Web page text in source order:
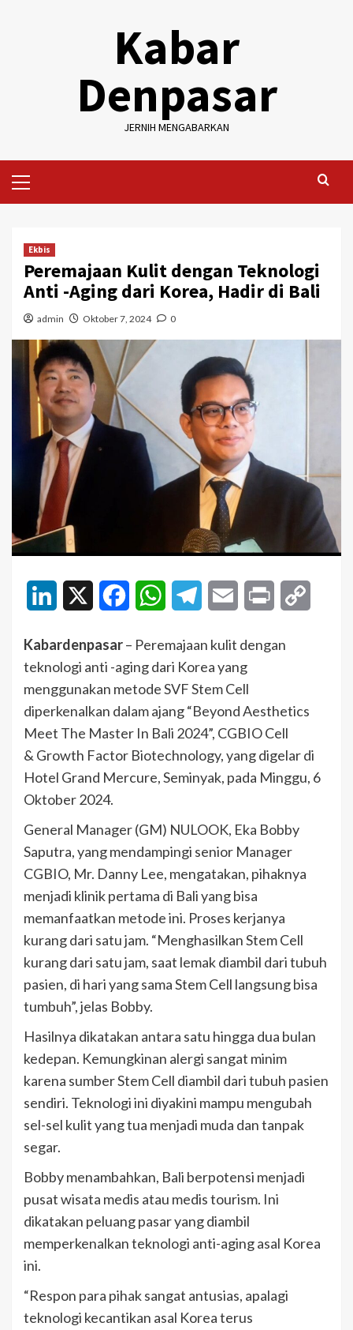
Kabar
Denpasar
JERNIH MENGABARKAN
Menu
Ekbis
Peremajaan Kulit dengan Teknologi
Anti -Aging dari Korea, Hadir di Bali
admin Oktober 7, 2024 0
LinkedIn FacebookWhatsAppTelegramEmail Print
Kabardenpasar– Peremajaan kulit dengan
teknologi anti -aging dari Korea yang
menggunakan metode SVF Stem Cell
diperkenalkan dalam ajang “Beyond Aesthetics
Meet The Master In Bali 2024”, CGBIO Cell
& Growth Factor Biotechnology, yang digelar di
Hotel Grand Mercure, Seminyak, pada Minggu, 6
Oktober 2024.
General Manager (GM) NULOOK, Eka Bobby
Saputra, yang mendampingi senior Manager
CGBIO, Mr. Danny Lee, mengatakan, pihaknya
menjadi klinik pertama di Bali yang bisa
memanfaatkan metode ini. Proses kerjanya
kurang dari satu jam. “Menghasilkan Stem Cell
kurang dari satu jam, saat lemak diambil dari tubuh
pasien, di hari yang sama Stem Cell langsung bisa
tumbuh”, jelas Bobby.
Hasilnya dikatakan antara satu hingga dua bulan
kedepan. Kemungkinan alergi sangat minim
karena sumber Stem Cell diambil dari tubuh pasien
sendiri. Teknologi ini diyakini mampu mengubah
sel-sel kulit yang tua menjadi muda dan tanpak
segar.
Bobby menambahkan, Bali berpotensi menjadi
pusat wisata medis atau medis tourism. Ini
dikatakan peluang pasar yang diambil
memperkenalkan teknologi anti-aging asal Korea
ini.
“Respon para pihak sangat antusias, apalagi
teknologi kecantikan asal Korea terus